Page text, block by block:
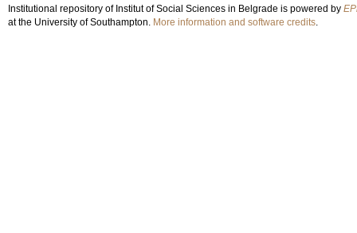
Institutional repository of Institut of Social Sciences in Belgrade is powered by
at the University of Southampton. More information and software credits